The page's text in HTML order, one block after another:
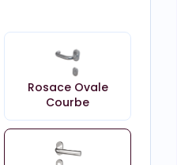
Rosace Ovale
Courbe